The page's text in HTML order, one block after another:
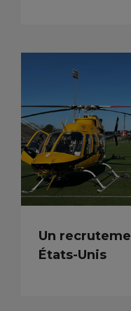
Un
États-Unis